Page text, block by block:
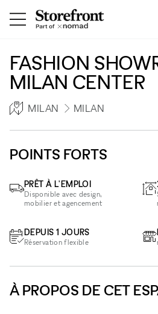
FASHION
MILAN CENTER
MILAN MILAN
POINTS FORTS
PRÊT À L'EMPLOI
Disponible avec design,
mobilier et agencement
DEPUIS 1 JOURS
Réservation flexible
À PROPOS DE CET